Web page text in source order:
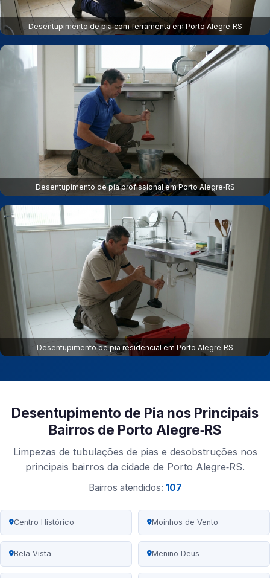
Desentupimento de pia com ferramenta em Porto Alegre‑RS
Desentupimento de pia profissional em Porto Alegre‑RS
Desentupimento de pia residencial em Porto Alegre‑RS
Desentupimento de Pia nos Principais
Bairros de Porto Alegre‑RS
Limpezas de tubulações de pias e desobstruções nos
principais bairros da cidade de Porto Alegre‑RS.
Bairros atendidos: 107
Centro Histórico Moinhos de Vento
Bela Vista Menino Deus